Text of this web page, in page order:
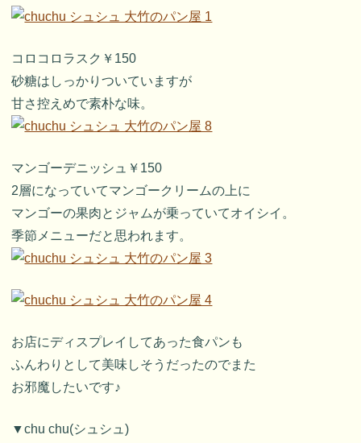
コロコロラスク￥150
砂糖はしっかりついていますが
甘さ控えめで素朴な味。
マンゴーデニッシュ￥150
2層になっていてマンゴークリームの上に
マンゴーの果肉とジャムが乗っていてオイシイ。
季節メニューだと思われます。
お店にディスプレイしてあった食パンも
ふんわりとして美味しそうだったのでまた
お邪魔したいです♪
▼chu chu(シュシュ)